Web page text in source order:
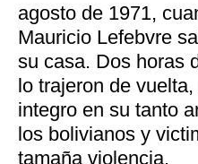
agosto de 1971,
Mauricio Lefebvre
su casa. Dos horas
lo trajeron de
integro en su tanto
los bolivianos y
tamaña violencia.